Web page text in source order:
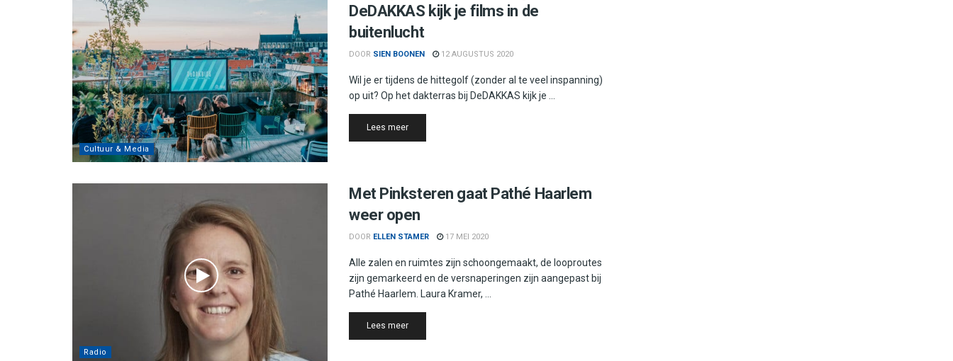
Cultuur & Media
DeDAKKAS kijk je films in de
buitenlucht
DOOR SIEN BOONEN 12 AUGUSTUS 2020
Wil je er tijdens de hittegolf (zonder al te veel inspanning)
op uit? Op het dakterras bij DeDAKKAS kijk je ...
Lees meerDetails
Radio
Met Pinksteren gaat Pathé Haarlem
weer open
DOOR ELLEN STAMER 17 MEI 2020
Alle zalen en ruimtes zijn schoongemaakt, de looproutes
zijn gemarkeerd en de versnaperingen zijn aangepast bij
Pathé Haarlem. Laura Kramer, ...
Lees meerDetails